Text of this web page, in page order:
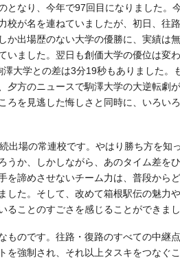
となり、今年で97回目になりました。
校が名を連ねていましたが、初日、往
か出場歴のない大学の優勝に、実績は
いました。翌日も創価大学の優位は変
大学との差は3分19秒もありました。
夕方のニュースで駒澤大学の大逆転劇
ろを見逃した悔しさと同時に、いろい
出場の常連校です。やはり勝ち方を知
うか、しかしながら、あのタイム差を
を諦めさせないチーム力は、普段から
した。そして、改めて箱根駅伝の魅力
ことのすごさを感じることができまし
ものです。往路・復路のすべての中継
強制され、それ以上タスキをつなぐ